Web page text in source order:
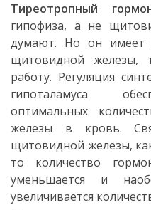
Тиреотропный
гипофиза, а не
думают. Но он имеет
щитовидной железы,
работу. Регуляция
гипоталамуса
оптимальных
железы в кровь.
щитовидной железы,
то количество
уменьшается и
увеличивается